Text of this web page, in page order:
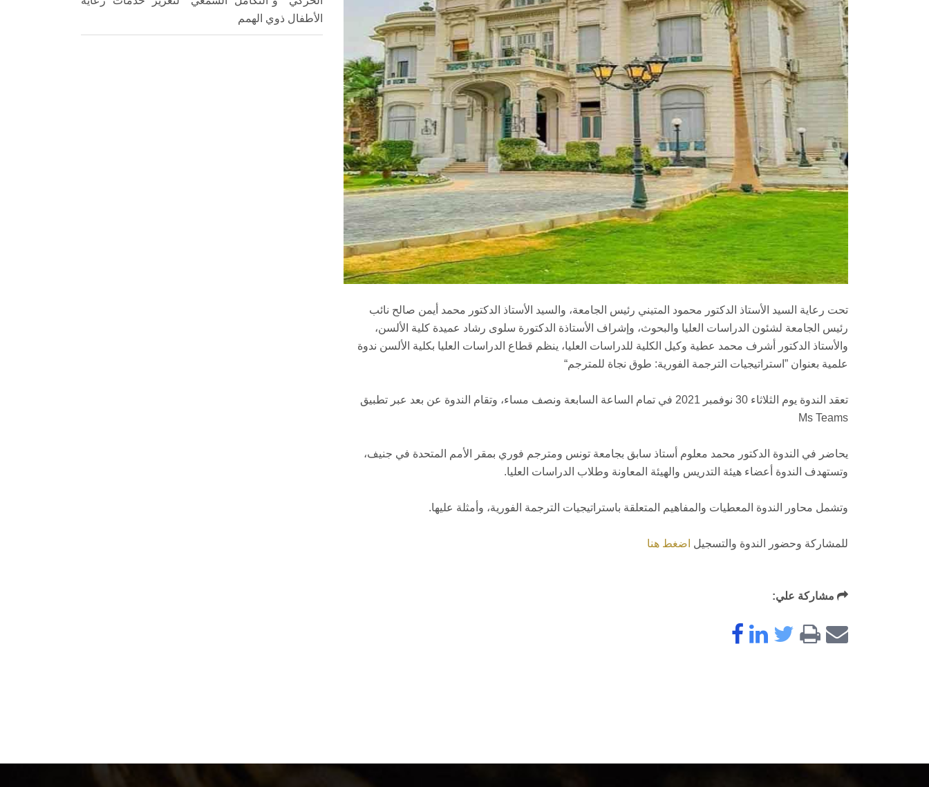
تحت رعاية السيد الأستاذ الدكتور محمود المتيني رئيس الجامعة، والسيد الأستاذ الدكتور محمد أيمن صالح نائب
رئيس الجامعة لشئون الدراسات العليا والبحوث، وإشراف الأستاذة الدكتورة سلوى رشاد عميدة كلية الألسن،
والأستاذ الدكتور أشرف محمد عطية وكيل الكلية للدراسات العليا، ينظم قطاع الدراسات العليا بكلية الألسن ندوة
علمية بعنوان ”استراتيجيات الترجمة الفورية: طوق نجاة للمترجم“
تعقد الندوة يوم الثلاثاء 30 نوفمبر 2021 في تمام الساعة السابعة ونصف مساء، وتقام الندوة عن بعد عبر تطبيق
Ms Teams
يحاضر في الندوة الدكتور محمد معلوم أستاذ سابق بجامعة تونس ومترجم فوري بمقر الأمم المتحدة في جنيف،
وتستهدف الندوة أعضاء هيئة التدريس والهيئة المعاونة وطلاب الدراسات العليا.
وتشمل محاور الندوة المعطيات والمفاهيم المتعلقة باستراتيجيات الترجمة الفورية، وأمثلة عليها.
للمشاركة وحضور الندوة والتسجيل اضغط هنا
مشاركة علي:
الأطفال ذوي الهمم